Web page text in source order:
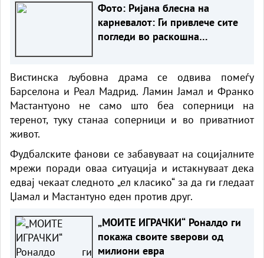
Фото: Ријана блесна на
карневалот: Ги привлече сите
погледи во раскошна
Вистинска љубовна драма се одвива помеѓу
Барселона и Реал Мадрид. Ламин Јамал ​​и Франко
Мастантуоно не само што беа соперници на
теренот, туку станаа соперници и во приватниот
живот.
Фудбалските фанови се забавуваат на социјалните
мрежи поради оваа ситуација и истакнуваат дека
едвај чекаат следното „ел класико“ за да ги гледаат
Џамал ​​и Мастантуно еден против друг.
„МОИТЕ ИГРАЧКИ“ Роналдо ги
покажа своите ѕверови од
милиони евра